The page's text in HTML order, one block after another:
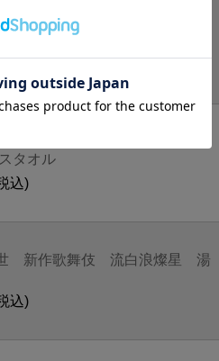
カラビナ付ステンレスマグカッ
タオル
込)
新作歌舞伎 流白浪燦星 湯
込)